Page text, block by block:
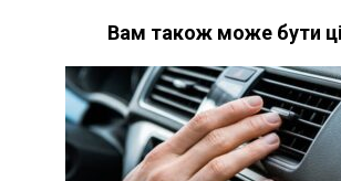
Вам також може бути